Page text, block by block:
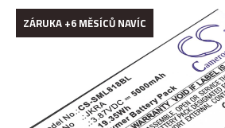
ZÁRUKA +6 MĚSÍCŮ NAVÍC